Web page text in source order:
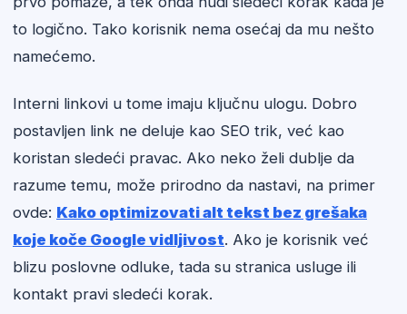
to logično. Tako korisnik nema osećaj da mu nešto
namećemo.
Interni linkovi u tome imaju ključnu ulogu. Dobro
postavljen link ne deluje kao SEO trik, već kao
koristan sledeći pravac. Ako neko želi dublje da
razume temu, može prirodno da nastavi, na primer
ovde: Kako optimizovati alt tekst bez grešaka
koje koče Google vidljivost. Ako je korisnik već
blizu poslovne odluke, tada su stranica usluge ili
kontakt pravi sledeći korak.